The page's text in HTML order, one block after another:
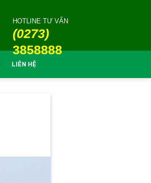
HOTLINE TƯ VẤN
(0273)
3858888
LIÊN HỆ